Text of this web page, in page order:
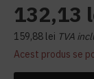
132,13
159,88 lei TVA
Acest produs se